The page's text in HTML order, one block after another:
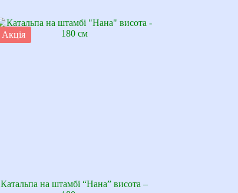
Акція
Катальпа на штамбі “Нана” висота –